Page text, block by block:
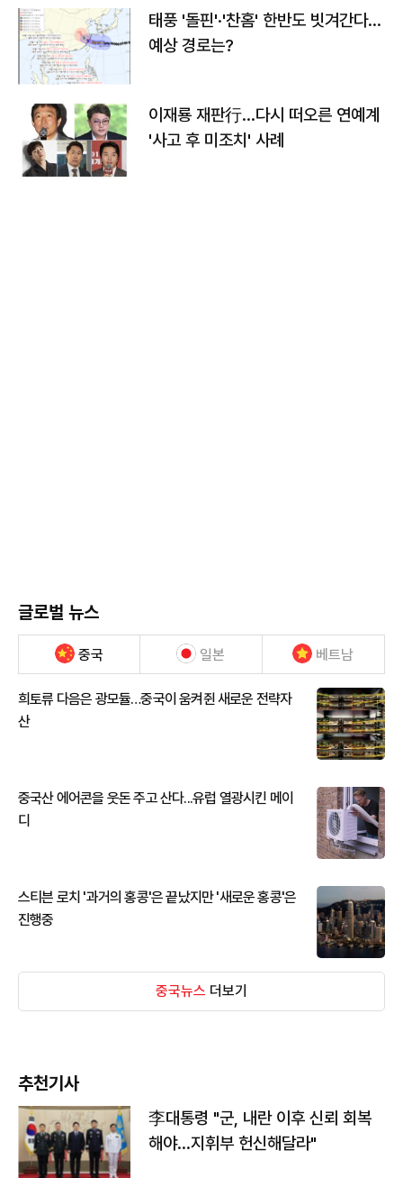
태풍 '돌핀'·'찬홈' 한반도 빗겨간다…
예상 경로는?
이재룡 재판行…다시 떠오른 연예계
'사고 후 미조치' 사례
글로벌 뉴스
중국 일본 베트남
희토류 다음은 광모듈…중국이 움켜쥔 새로운 전략자
산
중국산 에어콘을 웃돈 주고 산다...유럽 열광시킨 메이
디
스티븐 로치 '과거의 홍콩'은 끝났지만 '새로운 홍콩'은
진행중
중국뉴스 더보기
추천기사
李대통령 "군, 내란 이후 신뢰 회복
해야…지휘부 헌신해달라"